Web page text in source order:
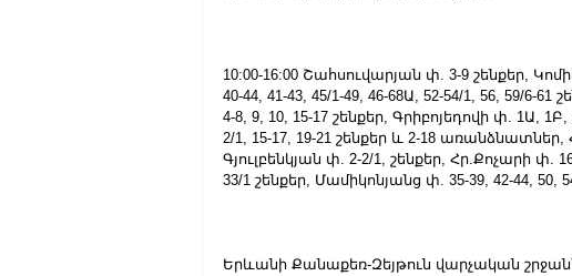
10:00-16:00 Շահսուվարյան փ. 3-9 շենքեր,
40-44, 41-43, 45/1-49, 46-68Ա, 52-54/1, 56, 59/
4-8, 9, 10, 15-17 շենքեր, Գրիբոյեդովի փ. 1Ա,
2/1, 15-17, 19-21 շենքեր և 2-18
Գյուլբենկյան փ. 2-2/1, շենքեր, Հր.Քոչարի փ.
33/1 շենքեր, Մամիկոնյանց փ. 35-39, 42-44, 50,
Երևանի Քանաքեռ-Զեյթուն վարչական